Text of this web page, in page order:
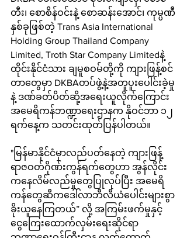
တီး၊ စောစိန်ဝင်းနဲ့ စောဆန်းအောင်၊ ကုမ္ပဏီ
နှစ်ခုဖြစ်တဲ့ Trans Asia International
Holding Group Thailand Company
Limited, Troth Star Company Limitedနဲ့
ထိုင်းနိုင်ငံသား ချမူစဝမ်တို့ကို ကျားဖြန့်စင်
တာတွေမှာ DKBAတပ်ဖွဲ့နဲ့အတူပူးပေါင်းခဲ့မှု
နဲ့ ဒဏ်ခတ်ပိတ်ဆို့အရေးယူလိုက်ကြောင်း
အမေရိကန်ဘဏ္ဍာရေးဌာနက နိုဝင်ဘာ ၁၂
ရက်နေ့က သတင်းထုတ်ပြန်ပါတယ်။
"မြန်မာနိုင်ငံမှာလည်ပတ်နေတဲ့ ကျားဖြန့်
ရာဇဝတ်ဂိုဏ်းကွန်ရက်တွေဟာ အွန်လိုင်း
ကနေလိမ်လည်မှုတွေပြုလုပ်ပြီး အမေရိ
ကန်တွေဆီကဒေါ်လာဘီလီယံပေါင်းများစွာ
ခိုးယူနေကြတယ်” လို့ အကြမ်းဖက်မှုနှင့်
ငွေကြေးထောက်လှမ်းရေးဆိုင်ရာ